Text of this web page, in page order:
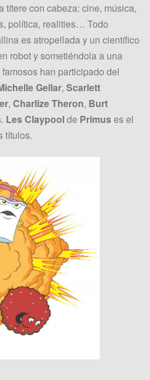
títere con cabeza: cine, música,
política, realities… Todo
es atropellada y un científico
robot y sometiéndola a una
han participado del
Gellar, Scarlett
, Charlize Theron, Burt
Les Claypoolde Primuses el
títulos.